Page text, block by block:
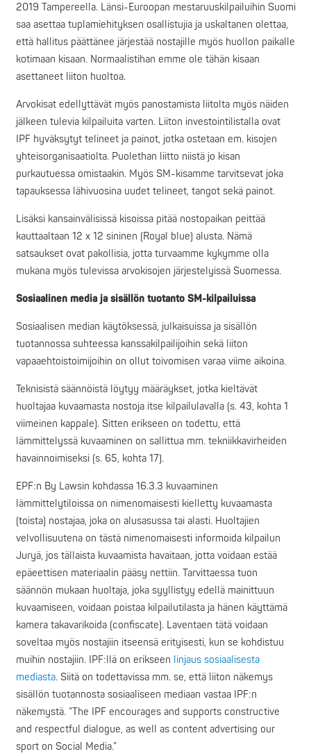
2019 Tampereella. Länsi-Euroopan mestaruuskilpailuihin Suomi
saa asettaa tuplamiehityksen osallistujia ja uskaltanen olettaa,
että hallitus päättänee järjestää nostajille myös huollon paikalle
kotimaan kisaan. Normaalistihan emme ole tähän kisaan
asettaneet liiton huoltoa.
Arvokisat edellyttävät myös panostamista liitolta myös näiden
jälkeen tulevia kilpailuita varten. Liiton investointilistalla ovat
IPF hyväksytyt telineet ja painot, jotka ostetaan em. kisojen
yhteisorganisaatiolta. Puolethan liitto niistä jo kisan
purkautuessa omistaakin. Myös SM-kisamme tarvitsevat joka
tapauksessa lähivuosina uudet telineet, tangot sekä painot.
Lisäksi kansainvälisissä kisoissa pitää nostopaikan peittää
kauttaaltaan 12 x 12 sininen (Royal blue) alusta. Nämä
satsaukset ovat pakollisia, jotta turvaamme kykymme olla
mukana myös tulevissa arvokisojen järjestelyissä Suomessa.
Sosiaalinen media ja sisällön tuotanto SM-kilpailuissa
Sosiaalisen median käytöksessä, julkaisuissa ja sisällön
tuotannossa suhteessa kanssakilpailijoihin sekä liiton
vapaaehtoistoimijoihin on ollut toivomisen varaa viime aikoina.
Teknisistä säännöistä löytyy määräykset, jotka kieltävät
huoltajaa kuvaamasta nostoja itse kilpailulavalla (s. 43, kohta 1
viimeinen kappale). Sitten erikseen on todettu, että
lämmittelyssä kuvaaminen on sallittua mm. tekniikkavirheiden
havainnoimiseksi (s. 65, kohta 17).
EPF:n By Lawsin kohdassa 16.3.3 kuvaaminen
lämmittelytiloissa on nimenomaisesti kielletty kuvaamasta
(toista) nostajaa, joka on alusasussa tai alasti. Huoltajien
velvollisuutena on tästä nimenomaisesti informoida kilpailun
Juryä, jos tällaista kuvaamista havaitaan, jotta voidaan estää
epäeettisen materiaalin pääsy nettiin. Tarvittaessa tuon
säännön mukaan huoltaja, joka syyllistyy edellä mainittuun
kuvaamiseen, voidaan poistaa kilpailutilasta ja hänen käyttämä
kamera takavarikoida (confiscate). Laventaen tätä voidaan
soveltaa myös nostajiin itseensä erityisesti, kun se kohdistuu
muihin nostajiin. IPF:llä on erikseen linjaus sosiaalisesta
mediasta. Siitä on todettavissa mm. se, että liiton näkemys
sisällön tuotannosta sosiaaliseen mediaan vastaa IPF:n
näkemystä. ”The IPF encourages and supports constructive
and respectful dialogue, as well as content advertising our
sport on Social Media.”